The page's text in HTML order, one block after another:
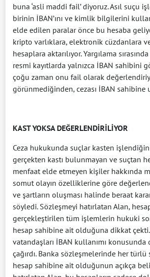
buna ‘asli maddi fail’ diyoruz. Asıl suçu
birinin İBAN’ını ve kimlik bilgilerini
elde edilen paralar önce bu hesaba
kripto varlıklara, elektronik cüzdanlara
hesaplara aktarılıyor. Yargılama
resmi kayıtlarda yalnızca İBAN sahibini
çoğu zaman onu fail olarak
görünmediğinden, cezası İBAN sahibine
KAST YOKSA DEĞERLENDİRİLİYOR
Ceza hukukunda suçlar kasten
gerçekten kastı bulunmayan ve suçtan
menfaat elde etmeyen kişiler hakkında
somut olayın özelliklerine göre
ve şartların oluşması halinde beraat
söyledi. Sözleşmeyi hatırlatan Alan,
gerçekleştirilen tüm işlemlerin hukuki
hesap sahibine ait olduğuna dikkat
vatandaşları İBAN kullanımı
çağırdı. Banka sözleşmelerinde her
hesap sahibine ait olduğunun açıkça